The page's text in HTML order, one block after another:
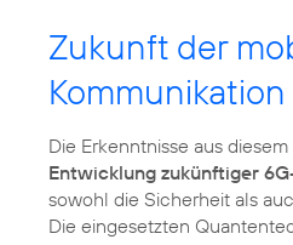
Zukunft der
Kommunikation
Die Erkenntnisse aus
Entwicklung zukünftiger
sowohl die Sicherheit als
Die eingesetzten